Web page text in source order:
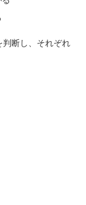
判断し、それぞれ